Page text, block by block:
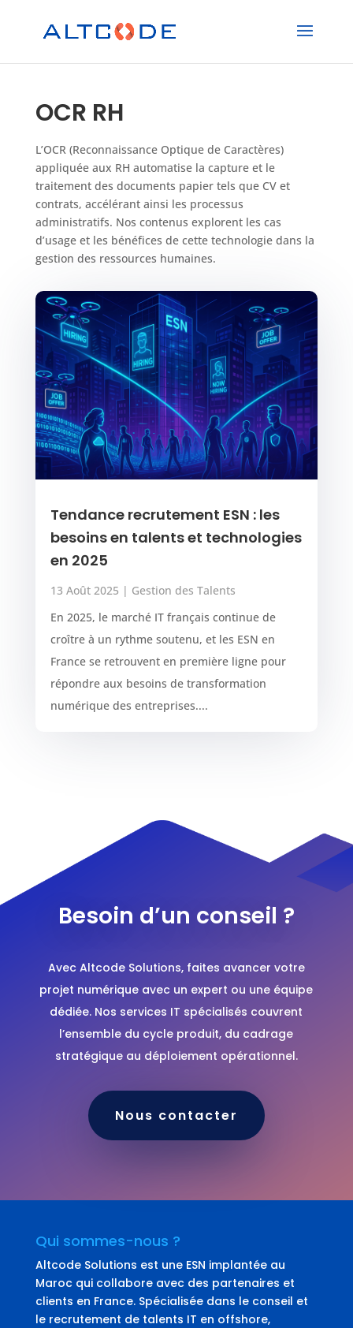
OCR RH
L’OCR (Reconnaissance Optique de Caractères)
appliquée aux RH automatise la capture et le
traitement des documents papier tels que CV et
contrats, accélérant ainsi les processus
administratifs. Nos contenus explorent les cas
d’usage et les bénéfices de cette technologie dans la
gestion des ressources humaines.
Tendance recrutement ESN : les
besoins en talents et technologies
en 2025
13 Août 2025 | Gestion des Talents
En 2025, le marché IT français continue de
croître à un rythme soutenu, et les ESN en
France se retrouvent en première ligne pour
répondre aux besoins de transformation
numérique des entreprises....
Besoin d’un conseil ?
Avec Altcode Solutions, faites avancer votre
projet numérique avec un expert ou une équipe
dédiée. Nos services IT spécialisés couvrent
l’ensemble du cycle produit, du cadrage
stratégique au déploiement opérationnel.
Nous contacter
Qui sommes-nous ?
Altcode Solutions est une ESN implantée au
Maroc qui collabore avec des partenaires et
clients en France. Spécialisée dans le conseil et
le recrutement de talents IT en offshore,